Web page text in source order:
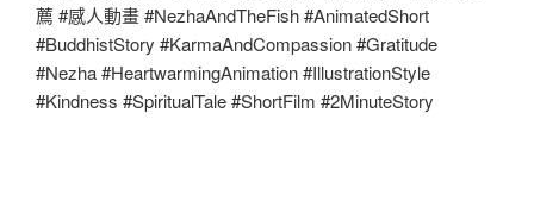
薦 #感人動畫 #NezhaAndTheFish #AnimatedShort
#BuddhistStory #KarmaAndCompassion #Gratitude
#Nezha #HeartwarmingAnimation #IllustrationStyle
#Kindness #SpiritualTale #ShortFilm #2MinuteStory